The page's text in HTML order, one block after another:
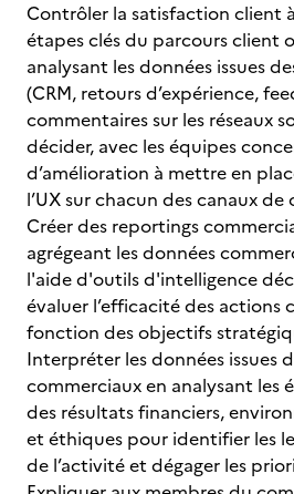
Contrôler la satisfaction client
étapes clés du parcours client
analysant les données issues
(CRM, retours d’expérience,
commentaires sur les réseaux
décider, avec les équipes
d’amélioration à mettre en
l’UX sur chacun des canaux
Créer des reportings
agrégeant les données
l'aide d'outils d'intelligence
évaluer l’efficacité des actions
fonction des objectifs
Interpréter les données issues
commerciaux en analysant les
des résultats financiers,
et éthiques pour identifier les
de l’activité et dégager les